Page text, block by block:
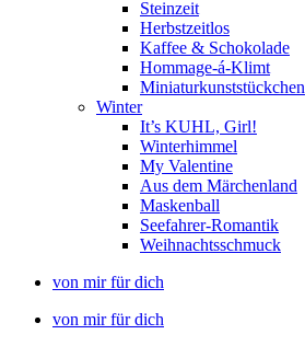
Steinzeit
Herbstzeitlos
Kaffee & Schokolade
Hommage-á-Klimt
Miniaturkunststückchen
Winter
It’s KUHL, Girl!
Winterhimmel
My Valentine
Aus dem Märchenland
Maskenball
Seefahrer-Romantik
Weihnachtsschmuck
von mir für dich
von mir für dich